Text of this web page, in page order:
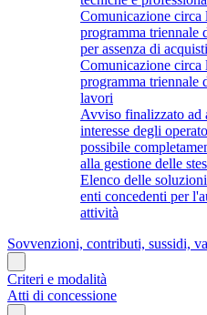
Comunicazione circa
programma triennale
per assenza di
Comunicazione circa
programma triennale
lavori
Avviso finalizzato ad
interesse degli
possibile
alla gestione delle
Elenco delle
enti concedenti per
attività
Sovvenzioni, contributi, sussidi,
Criteri e modalità
Atti di concessione